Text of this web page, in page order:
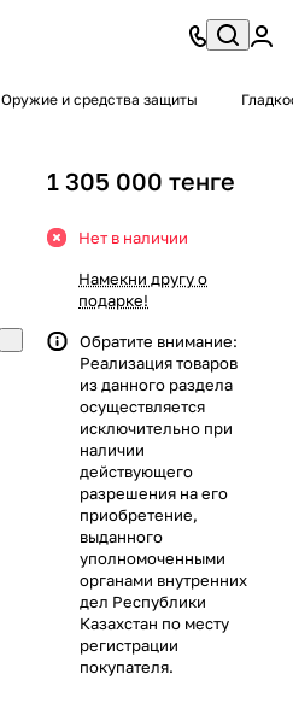
Оружие и средства защиты
1 305 000 тенге
Нет в наличии
Намекни другу о
подарке!
Обратите внимание:
Реализация товаров
из данного раздела
осуществляется
исключительно при
наличии
действующего
разрешения на его
приобретение,
выданного
уполномоченными
органами внутренних
дел Республики
Казахстан по месту
регистрации
покупателя.